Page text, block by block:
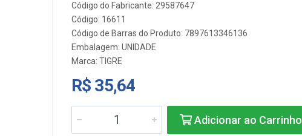
Código do Fabricante: 29587647
Código: 16611
Código de Barras do Produto: 7897613346136
Embalagem: UNIDADE
Marca: TIGRE
R$ 35,64
Adicionar ao Carrinho